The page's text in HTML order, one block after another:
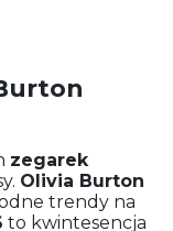
zegarek
Olivia Burton
trendy na
to kwintesencja